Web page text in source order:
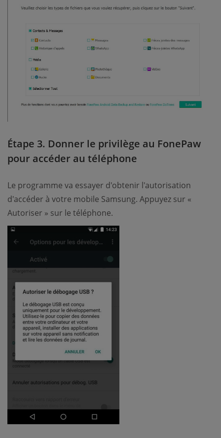
Étape 3. Donner le privilège au FonePaw
pour accéder au téléphone
Le programme va essayer d'obtenir l'autorisation
d'accéder à votre mobile Samsung. Appuyez sur «
Autoriser » sur le téléphone.